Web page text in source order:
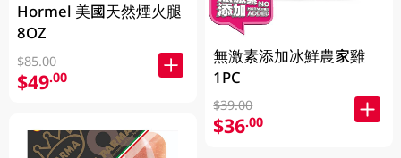
Hormel 美國天然煙火腿
8OZ
$85.00
$49.00
無激素添加冰鮮農家雞
1PC
$39.00
$36.00